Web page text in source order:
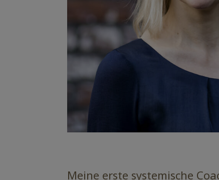
Meine erste systemische